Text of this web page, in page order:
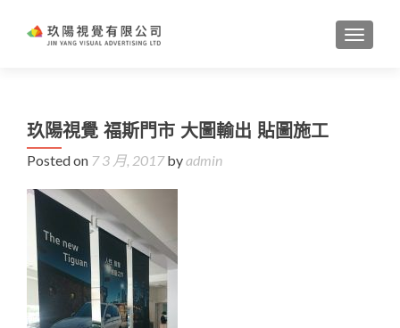
玖陽視覺 福斯門市 大圖輸出 貼圖施工
Posted on 7 3 月, 2017byadmin